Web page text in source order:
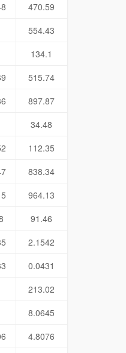
470.59
554.43
134.1
515.74
897.87
34.48
112.35
838.34
964.13
91.46
2.1542
0.0431
213.02
8.0645
4.8076